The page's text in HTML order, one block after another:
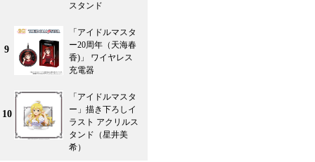
スタンド
9
「アイドルマスタ
ー20周年（天海春
香)」 ワイヤレス
充電器
10
「アイドルマスタ
ー」描き下ろしイ
ラスト アクリルス
タンド（星井美
希）